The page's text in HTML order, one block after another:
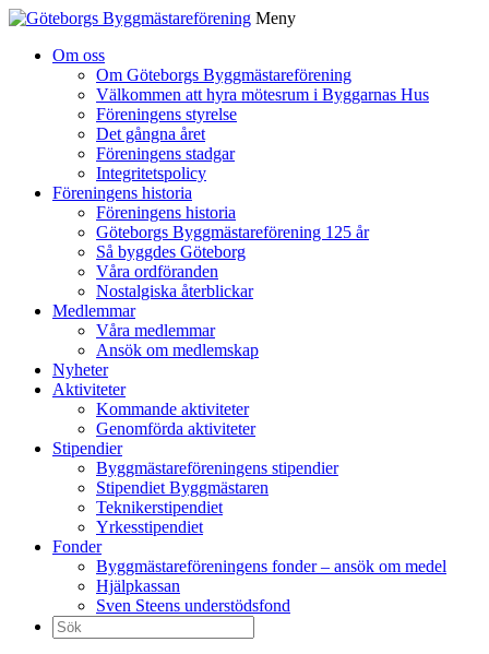
Meny
Om oss
Om Göteborgs Byggmästareförening
Välkommen att hyra mötesrum i Byggarnas Hus
Föreningens styrelse
Det gångna året
Föreningens stadgar
Integritetspolicy
Föreningens historia
Föreningens historia
Göteborgs Byggmästareförening 125 år
Så byggdes Göteborg
Våra ordföranden
Nostalgiska återblickar
Medlemmar
Våra medlemmar
Ansök om medlemskap
Nyheter
Aktiviteter
Kommande aktiviteter
Genomförda aktiviteter
Stipendier
Byggmästareföreningens stipendier
Stipendiet Byggmästaren
Teknikerstipendiet
Yrkesstipendiet
Fonder
Byggmästareföreningens fonder – ansök om medel
Hjälpkassan
Sven Steens understödsfond
Sök
efter: